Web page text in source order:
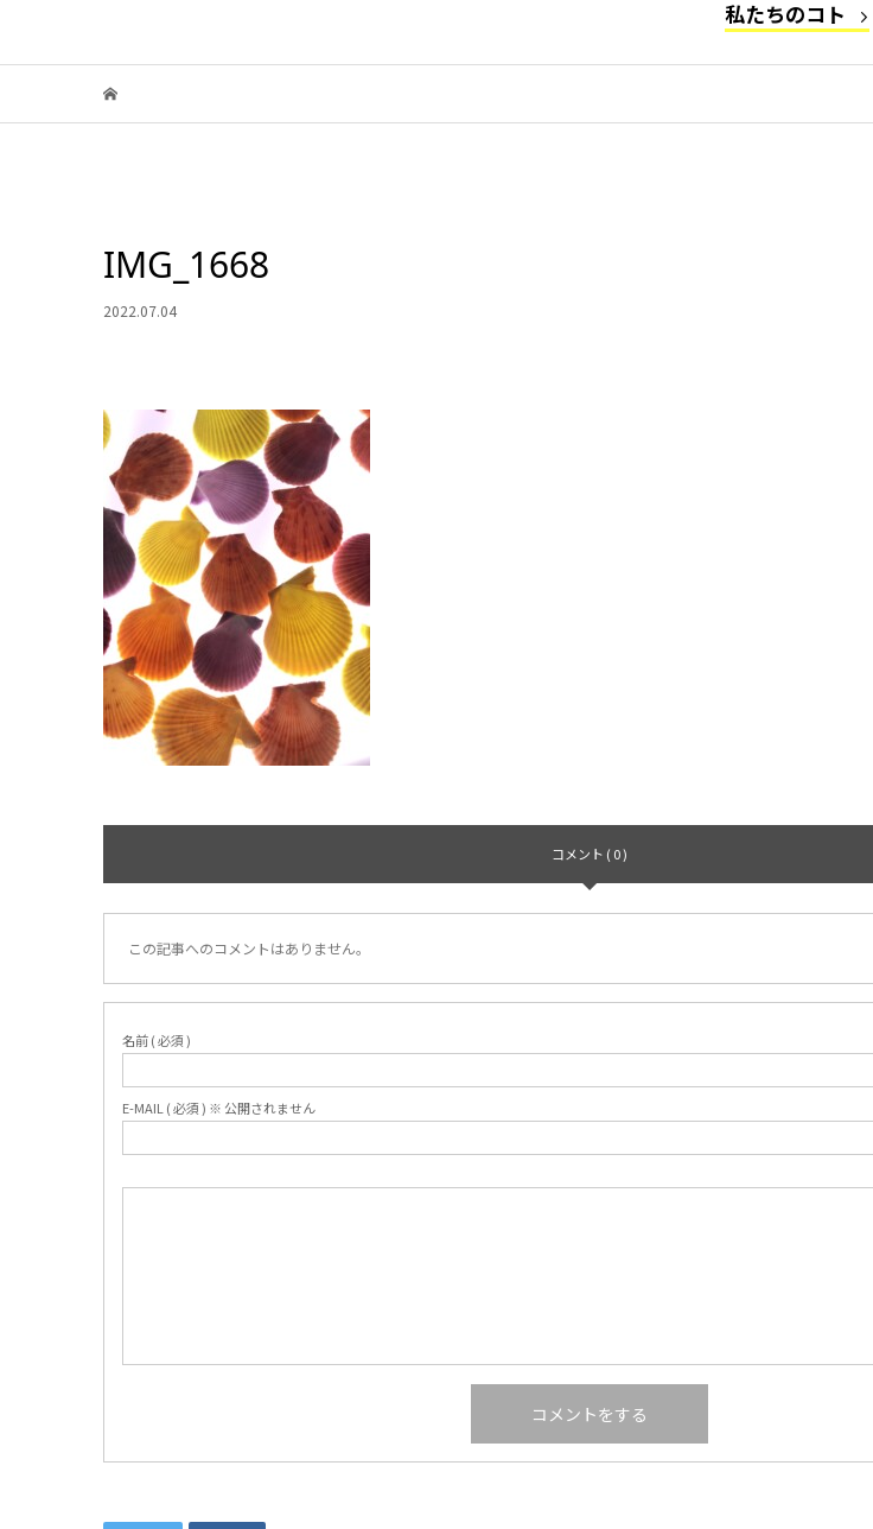
私たちのコト
IMG_1668
2022.07.04
コメント ( 0 )
この記事へのコメントはありません。
名前 ( 必須 )
E-MAIL ( 必須 ) ※ 公開されません